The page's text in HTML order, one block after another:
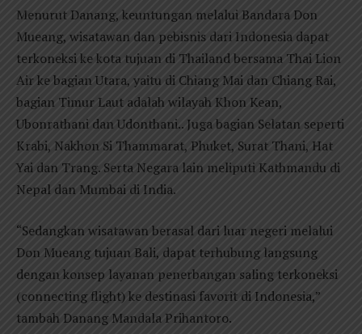
Menurut Danang, keuntungan melalui Bandara Don
Mueang, wisatawan dan pebisnis dari Indonesia dapat
terkoneksi ke kota tujuan di Thailand bersama Thai Lion
Air ke bagian Utara, yaitu di Chiang Mai dan Chiang Rai,
bagian Timur Laut adalah wilayah Khon Kean,
Ubonrathani dan Udonthani.. Juga bagian Selatan seperti
Krabi, Nakhon Si Thammarat, Phuket, Surat Thani, Hat
Yai dan Trang. Serta Negara lain meliputi Kathmandu di
Nepal dan Mumbai di India.
“Sedangkan wisatawan berasal dari luar negeri melalui
Don Mueang tujuan Bali, dapat terhubung langsung
dengan konsep layanan penerbangan saling terkoneksi
(connecting flight) ke destinasi favorit di Indonesia,”
tambah Danang Mandala Prihantoro.